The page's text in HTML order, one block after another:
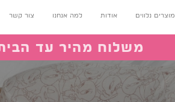
מוצרים נלווים אודות למה אנחנו צור קשר
משלוח מהיר עד הבית